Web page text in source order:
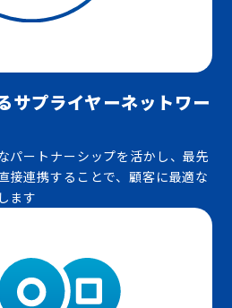
サプライヤーネットワー
パートナーシップを活かし、最先
接連携することで、顧客に最適な
ます